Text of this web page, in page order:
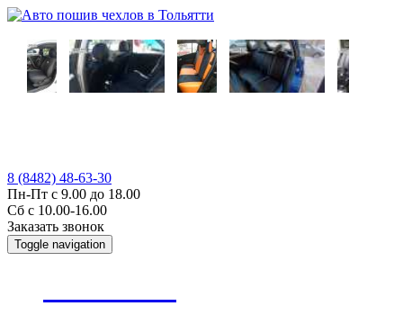
8 (8482) 48-63-30
Пн-Пт с 9.00 до 18.00
Сб с 10.00-16.00
Заказать звонок
Toggle navigation